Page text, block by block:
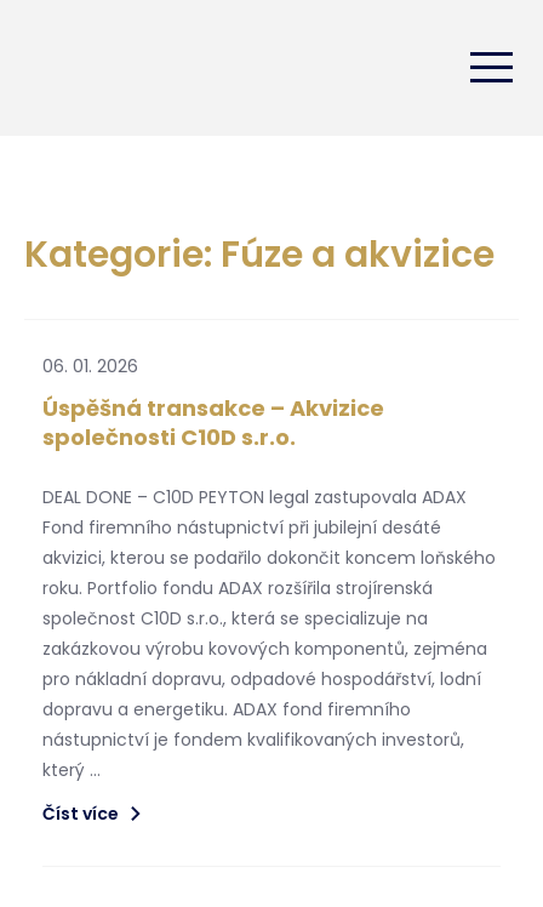
Kategorie: Fúze a akvizice
06. 01. 2026
Úspěšná transakce – Akvizice
společnosti C10D s.r.o.
DEAL DONE – C10D PEYTON legal zastupovala ADAX
Fond firemního nástupnictví při jubilejní desáté
akvizici, kterou se podařilo dokončit koncem loňského
roku. Portfolio fondu ADAX rozšířila strojírenská
společnost C10D s.r.o., která se specializuje na
zakázkovou výrobu kovových komponentů, zejména
pro nákladní dopravu, odpadové hospodářství, lodní
dopravu a energetiku. ADAX fond firemního
nástupnictví je fondem kvalifikovaných investorů,
který …
Číst více